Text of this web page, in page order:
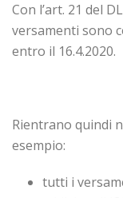
Con l’art. 21 del
versamenti sono
entro il 16.4.2020.
Rientrano quindi
esempio:
tutti i